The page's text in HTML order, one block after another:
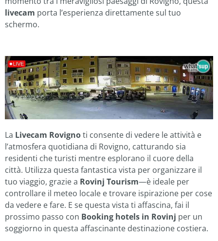
livecam porta l’esperienza direttamente sul tuo
schermo.
La Livecam Rovignoti consente di vedere le attività e
l’atmosfera quotidiana di Rovigno, catturando sia
residenti che turisti mentre esplorano il cuore della
città. Utilizza questa fantastica vista per organizzare il
tuo viaggio, grazie a Rovinj Tourism—è ideale per
controllare il meteo locale e trovare ispirazione per cose
da vedere e fare. E se questa vista ti affascina, fai il
prossimo passo con Booking hotels in Rovinj per un
soggiorno in questa affascinante destinazione costiera.